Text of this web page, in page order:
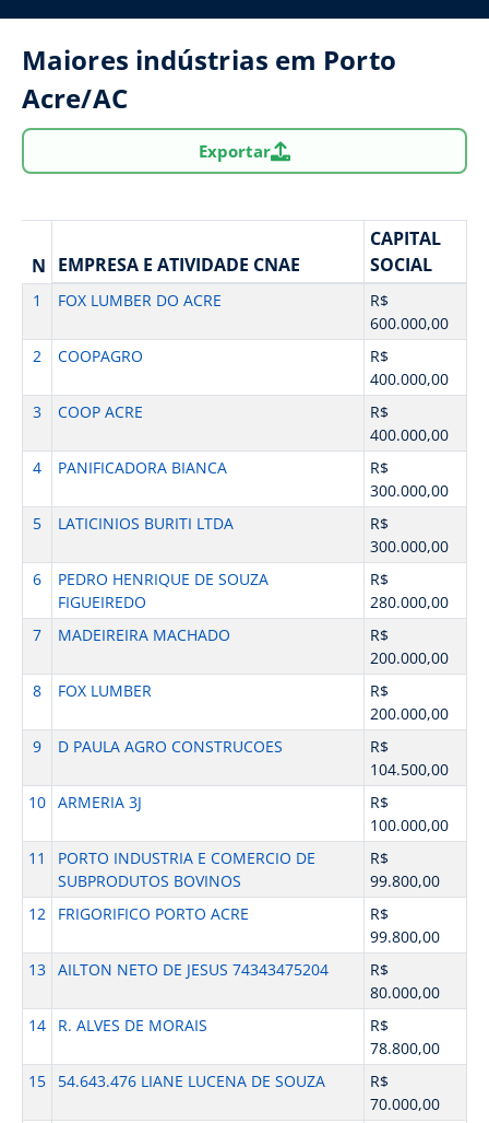
Maiores indústrias em Porto
Acre/AC
Exportar
N EMPRESA E ATIVIDADE CNAE
CAPITAL
SOCIAL
1 FOX LUMBER DO ACRE
R$
600.000,00
2
COOPAGRO
R$
400.000,00
3
COOP ACRE
R$
400.000,00
4
PANIFICADORA BIANCA
R$
300.000,00
5
LATICINIOS BURITI LTDA
R$
300.000,00
6
PEDRO HENRIQUE DE SOUZA
FIGUEIREDO
R$
280.000,00
7
MADEIREIRA MACHADO
R$
200.000,00
8
FOX LUMBER
R$
200.000,00
9
D PAULA AGRO CONSTRUCOES
R$
104.500,00
10 ARMERIA 3J
R$
100.000,00
11
PORTO INDUSTRIA E COMERCIO DE
SUBPRODUTOS BOVINOS
R$
99.800,00
12
FRIGORIFICO PORTO ACRE
R$
99.800,00
13 AILTON NETO DE JESUS 74343475204
R$
80.000,00
14
R. ALVES DE MORAIS
R$
78.800,00
15
54.643.476 LIANE LUCENA DE SOUZA
R$
70.000,00